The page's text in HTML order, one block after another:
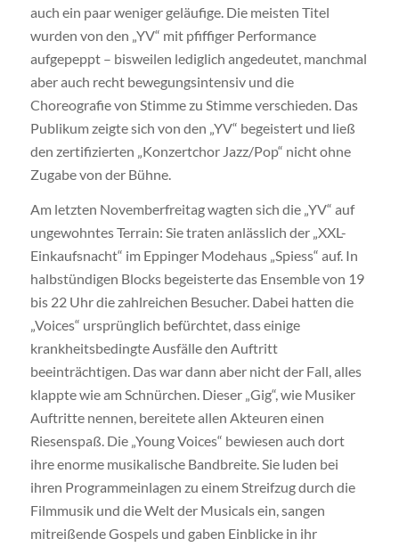
auch ein paar weniger geläufige. Die meisten Titel
wurden von den „YV“ mit pfiffiger Performance
aufgepeppt – bisweilen lediglich angedeutet, manchmal
aber auch recht bewegungsintensiv und die
Choreografie von Stimme zu Stimme verschieden. Das
Publikum zeigte sich von den „YV“ begeistert und ließ
den zertifizierten „Konzertchor Jazz/Pop“ nicht ohne
Zugabe von der Bühne.
Am letzten Novemberfreitag wagten sich die „YV“ auf
ungewohntes Terrain: Sie traten anlässlich der „XXL-
Einkaufsnacht“ im Eppinger Modehaus „Spiess“ auf. In
halbstündigen Blocks begeisterte das Ensemble von 19
bis 22 Uhr die zahlreichen Besucher. Dabei hatten die
„Voices“ ursprünglich befürchtet, dass einige
krankheitsbedingte Ausfälle den Auftritt
beeinträchtigen. Das war dann aber nicht der Fall, alles
klappte wie am Schnürchen. Dieser „Gig“, wie Musiker
Auftritte nennen, bereitete allen Akteuren einen
Riesenspaß. Die „Young Voices“ bewiesen auch dort
ihre enorme musikalische Bandbreite. Sie luden bei
ihren Programmeinlagen zu einem Streifzug durch die
Filmmusik und die Welt der Musicals ein, sangen
mitreißende Gospels und gaben Einblicke in ihr